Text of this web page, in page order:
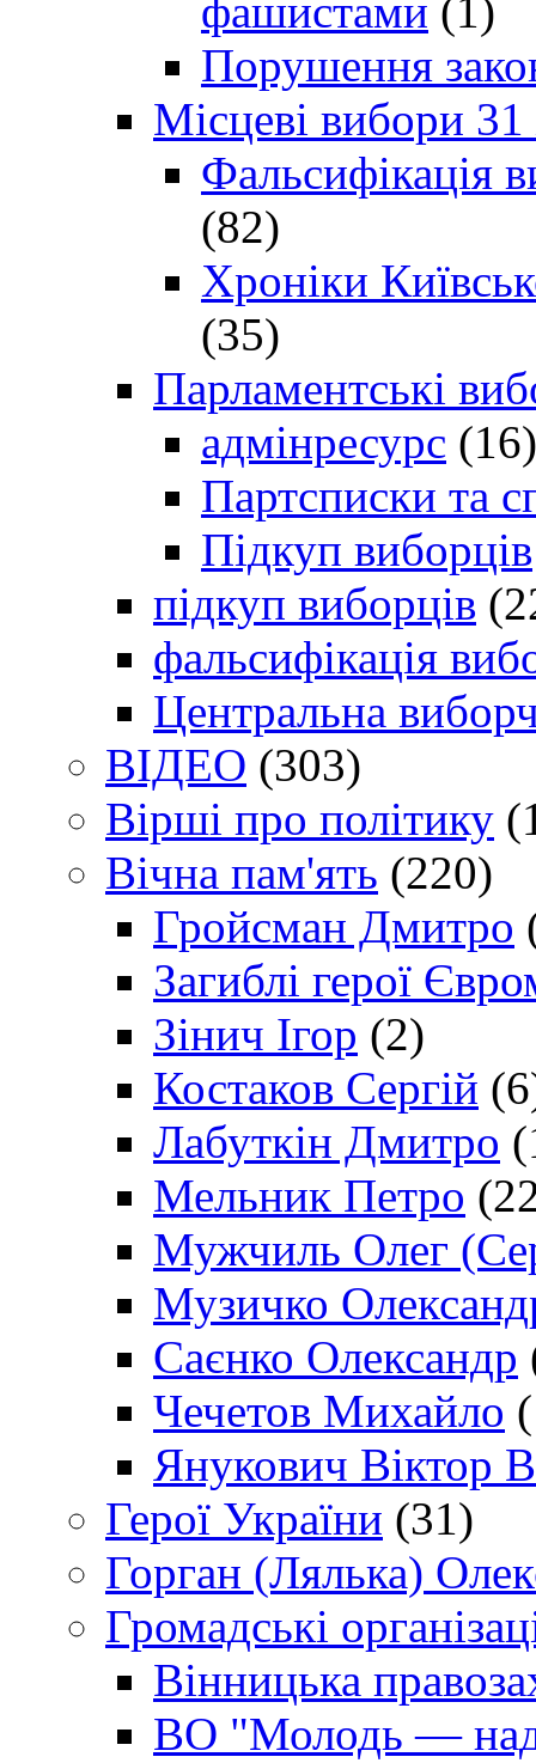
фашистами (1)
Порушення
Місцеві вибори
Фальсифікація
(82)
Хроніки
(35)
Парламентські
адмінресурс (16)
Партсписки та
Підкуп виборців
підкуп виборців
фальсифікація
Центральна
ВІДЕО (303)
Вірші про політику
Вічна пам'ять (220)
Гройсман Дмитро
Загиблі герої
Зінич Ігор (2)
Костаков Сергій
Лабуткін Дмитро
Мельник Петро
Мужчиль Олег
Музичко
Саєнко Олександр
Чечетов Михайло
Янукович Віктор
Герої України (31)
Горган (Лялька)
Громадські
Вінницька
ВО "Молодь —